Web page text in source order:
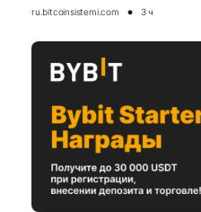
ru.bitcoinsistemi.com 3 ч